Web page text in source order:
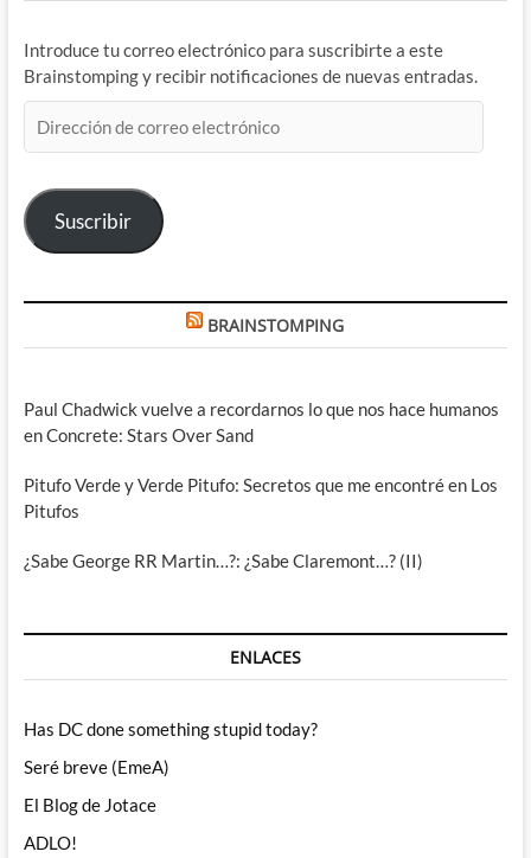
Introduce tu correo electrónico para suscribirte a este
Brainstomping y recibir notificaciones de nuevas entradas.
de
electrónico
Suscribir
BRAINSTOMPING
Paul Chadwick vuelve a recordarnos lo que nos hace humanos
en Concrete: Stars Over Sand
Pitufo Verde y Verde Pitufo: Secretos que me encontré en Los
Pitufos
¿Sabe George RR Martin…?: ¿Sabe Claremont…? (II)
ENLACES
Has DC done something stupid today?
Seré breve (EmeA)
El Blog de Jotace
ADLO!